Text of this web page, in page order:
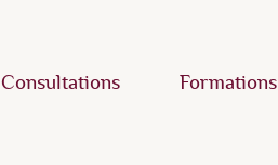
Consultations Formations